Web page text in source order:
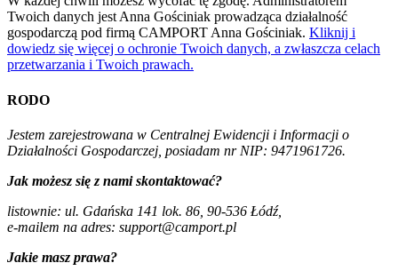
Twoich danych jest Anna Gościniak prowadząca działalność
gospodarczą pod firmą CAMPORT Anna Gościniak. Kliknij i
dowiedz się więcej o ochronie Twoich danych, a zwłaszcza celach
przetwarzania i Twoich prawach.
RODO
Jestem zarejestrowana w Centralnej Ewidencji i Informacji o
Działalności Gospodarczej, posiadam nr NIP: 9471961726.
Jak możesz się z nami skontaktować?
listownie: ul. Gdańska 141 lok. 86, 90-536 Łódź,
e-mailem na adres: support@camport.pl
Jakie masz prawa?